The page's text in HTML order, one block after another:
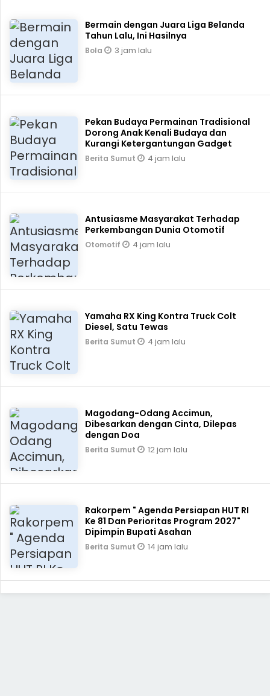
Bermain dengan Juara Liga Belanda
Tahun Lalu, Ini Hasilnya
Bola 3 jam lalu
Pekan Budaya Permainan Tradisional
Dorong Anak Kenali Budaya dan
Kurangi Ketergantungan Gadget
Berita Sumut 4 jam lalu
Antusiasme Masyarakat Terhadap
Perkembangan Dunia Otomotif
Otomotif 4 jam lalu
Yamaha RX King Kontra Truck Colt
Diesel, Satu Tewas
Berita Sumut 4 jam lalu
Magodang-Odang Accimun,
Dibesarkan dengan Cinta, Dilepas
dengan Doa
Berita Sumut 12 jam lalu
Rakorpem " Agenda Persiapan HUT RI
Ke 81 Dan Perioritas Program 2027"
Dipimpin Bupati Asahan
Berita Sumut 14 jam lalu